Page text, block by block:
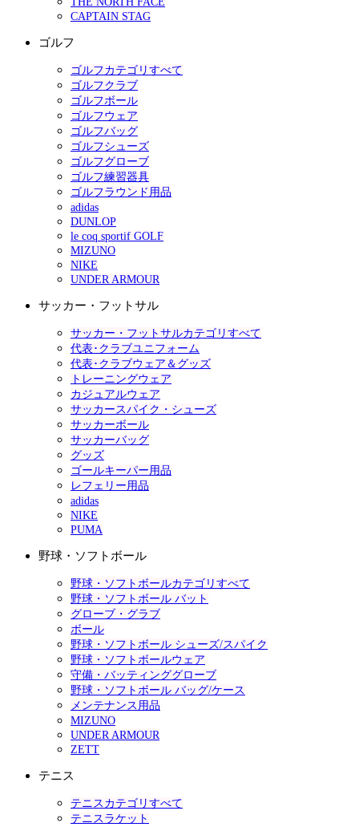
CAPTAIN STAG
ゴルフ
ゴルフカテゴリすべて
ゴルフクラブ
ゴルフボール
ゴルフウェア
ゴルフバッグ
ゴルフシューズ
ゴルフグローブ
ゴルフ練習器具
ゴルフラウンド用品
adidas
DUNLOP
le coq sportif GOLF
MIZUNO
NIKE
UNDER ARMOUR
サッカー・フットサル
サッカー・フットサルカテゴリすべて
代表･クラブユニフォーム
代表･クラブウェア＆グッズ
トレーニングウェア
カジュアルウェア
サッカースパイク・シューズ
サッカーボール
サッカーバッグ
グッズ
ゴールキーパー用品
レフェリー用品
adidas
NIKE
PUMA
野球・ソフトボール
野球・ソフトボールカテゴリすべて
野球・ソフトボール バット
グローブ・グラブ
ボール
野球・ソフトボール シューズ/スパイク
野球・ソフトボールウェア
守備・バッティンググローブ
野球・ソフトボール バッグ/ケース
メンテナンス用品
MIZUNO
UNDER ARMOUR
ZETT
テニス
テニスカテゴリすべて
テニスラケット